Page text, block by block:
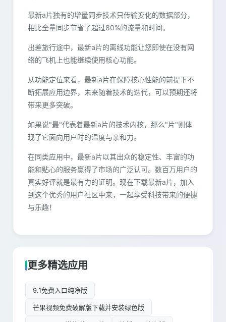
最新a片独有的增量同步技术只传输变化的数据部分，
相比全量同步节省了超过80%的流量和时间。
出差旅行途中，最新a片的离线功能让您即使在没有网
络的飞机上也能继续使用核心功能。
从功能定位来看，最新a片在保障核心性能的前提下不
断拓展应用边界，未来随着技术的迭代，可以预期还将
带来更多突破。
如果说"最"代表着最新a片的技术内核，那么"片"则体
现了它面向用户时的温度与亲和力。
在同类应用中，最新a片以其出众的稳定性、丰富的功
能和贴心的服务赢得了市场的广泛认可。数百万用户的
真实好评就是最有力的证明。现在下载最新a片，加入
到这个优秀的用户社区中来，一起享受科技带来的便捷
与乐趣！
更多精选应用
9.1免费入口纯净版
芒果视频免费破解版下载并安装绿色版